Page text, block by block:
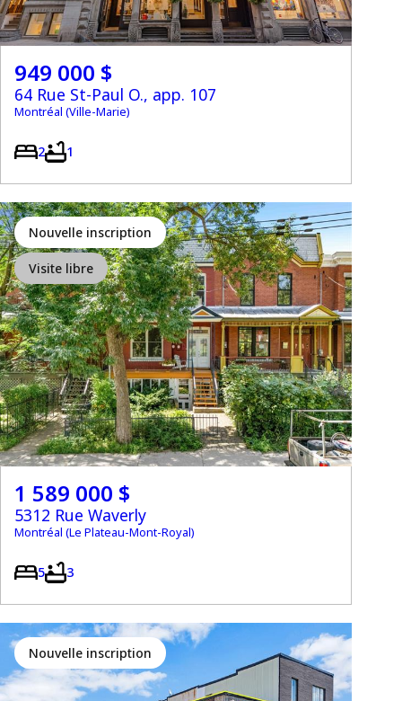
949 000 $
64 Rue St-Paul O., app. 107
Montréal (Ville-Marie)
2 1
Nouvelle inscription
Visite libre
1 589 000 $
5312 Rue Waverly
Montréal (Le Plateau-Mont-Royal)
5 3
Nouvelle inscription